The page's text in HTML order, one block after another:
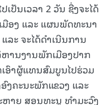
ເປັນເວລາ 2 ວັນ ຊື່ງຈະໄດ້
ມືອງ ແລະ ແຜນພັດທະນາ
ລະ ຈະໄດ້ດໍາເນີນການ
ານງານພັກເມືອງປາກ
ອົາຜູ້ແທນສົມບູນໄປຮ່ວມ
ງຄະນະພັກແຂວງ ແລະ
ຫາຍ ສອນທະນູ ທຳມະວົງ